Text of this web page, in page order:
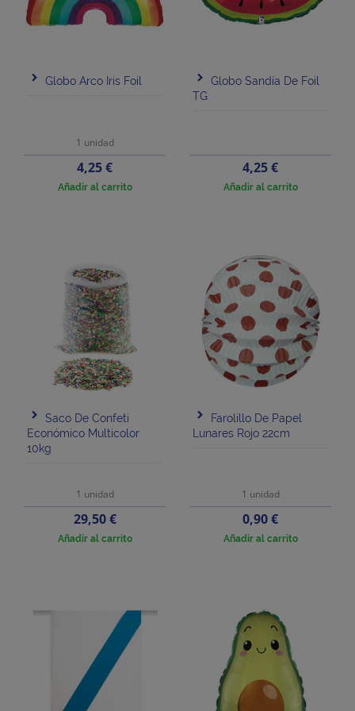
Globo Arco Iris Foil
1 unidad
Precio
4,25 €
Añadir al carrito
Globo Sandía De Foil
TG
Precio
4,25 €
Añadir al carrito
Saco De Confeti
Económico Multicolor
10kg
1 unidad
Precio
29,50 €
Añadir al carrito
Farolillo De Papel
Lunares Rojo 22cm
1 unidad
Precio
0,90 €
Añadir al carrito